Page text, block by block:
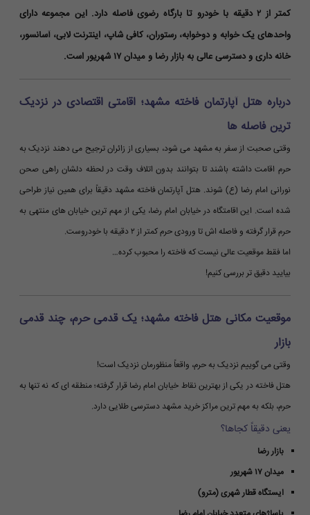
کمتر از ۲ دقیقه با خودرو تا بارگاه رضوی فاصله دارد. این مجموعه دارای
واحدهای یک خوابه و دوخوابه، رستوران، کافی شاپ، اینترنت لابی، آسانسور،
خانه داری و دسترسی عالی به بازار رضا و میدان ۱۷ شهریور است.
درباره هتل آپارتمان فاخته مشهد؛ اقامتی اقتصادی در نزدیک
ترین فاصله ها
وقتی صحبت از سفر به مشهد می شود، بسیاری از زائران ترجیح می دهند نزدیک به
حرم اقامت داشته باشند تا بتوانند بدون اتلاف وقت در لحظه دلشان راهی صحن
نورانی امام رضا (ع) شوند. هتل آپارتمان فاخته مشهد دقیقاً برای همین نیاز طراحی
شده است. این اقامتگاه در خیابان امام رضا، یکی از مهم ترین خیابان های منتهی به
حرم قرار گرفته و فاصله اش تا ورودی حرم کمتر از ۲ دقیقه با خودروست.
اما فقط موقعیت عالی نیست که فاخته را محبوب کرده…
بیایید دقیق تر بررسی کنیم!
موقعیت مکانی هتل فاخته مشهد؛ یک قدمی حرم، چند قدمی
بازار
وقتی می گوییم نزدیک به حرم، واقعاً منظورمان نزدیک است!
هتل فاخته در یکی از بهترین نقاط خیابان امام رضا قرار گرفته؛ منطقه ای که نه تنها به
حرم، بلکه به مهم ترین مراکز خرید مشهد دسترسی طلایی دارد.
یعنی دقیقاً کجاها؟
بازار رضا
میدان ۱۷ شهریور
ایستگاه قطار شهری (مترو)